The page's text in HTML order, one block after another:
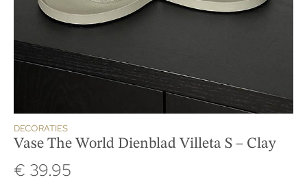
DECORATIES
Vase The World Dienblad Villeta S – Clay
€ 39.95